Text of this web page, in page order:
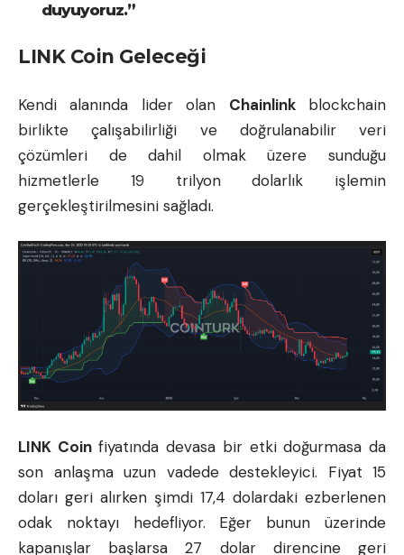
duyuyoruz.”
LINK Coin Geleceği
Kendi alanında lider olan Chainlinkblockchain
birlikte çalışabilirliği ve doğrulanabilir veri
çözümleri de dahil olmak üzere sunduğu
hizmetlerle 19 trilyon dolarlık işlemin
gerçekleştirilmesini sağladı.
LINK Coinfiyatında devasa bir etki doğurmasa da
son anlaşma uzun vadede destekleyici. Fiyat 15
doları geri alırken şimdi 17,4 dolardaki ezberlenen
odak noktayı hedefliyor. Eğer bunun üzerinde
kapanışlar başlarsa 27 dolar direncine geri